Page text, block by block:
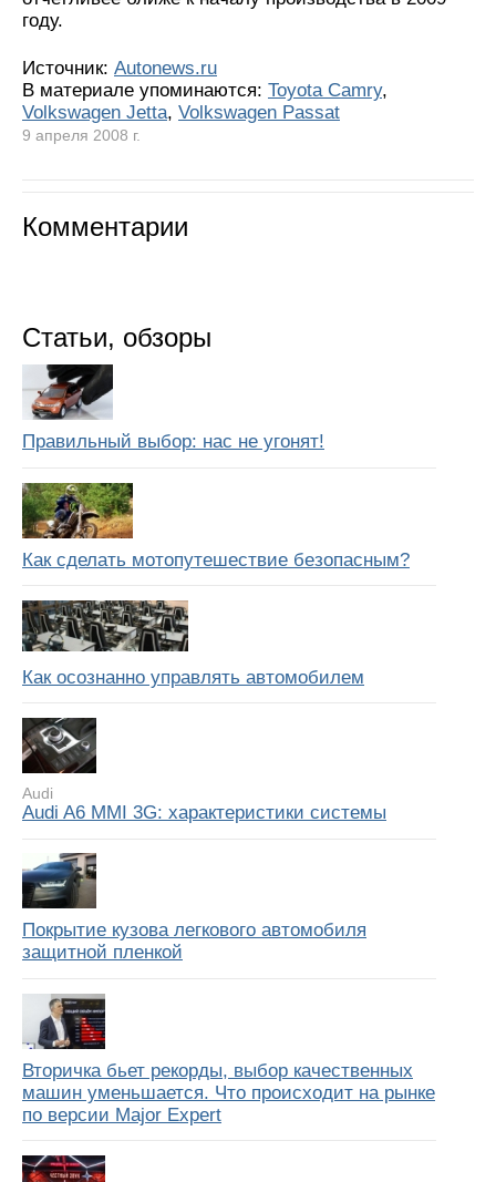
году.
Источник: Autonews.ru
В материале упоминаются: Toyota Camry,
Volkswagen Jetta, Volkswagen Passat
9 апреля 2008 г.
Комментарии
Статьи, обзоры
Правильный выбор: нас не угонят!
Как сделать мотопутешествие безопасным?
Как осознанно управлять автомобилем
Audi
Audi A6 MMI 3G: характеристики системы
Покрытие кузова легкового автомобиля
защитной пленкой
Вторичка бьет рекорды, выбор качественных
машин уменьшается. Что происходит на рынке
по версии Major Expert